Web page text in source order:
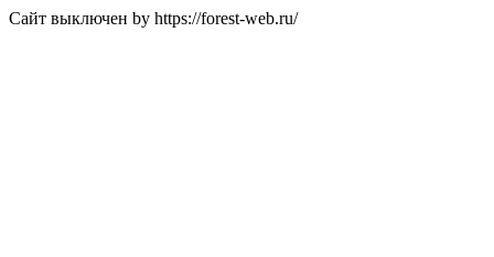
Сайт выключен by https://forest-web.ru/